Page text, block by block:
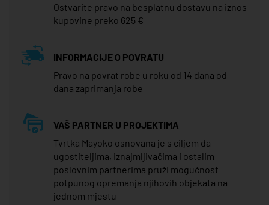
Ostvarite pravo na besplatnu dostavu na iznos
kupovine preko 625 €
INFORMACIJE O POVRATU
Pravo na povrat robe u roku od 14 dana od
dana zaprimanja robe
VAŠ PARTNER U PROJEKTIMA
Tvrtka Mayoko osnovana je s ciljem da
ugostiteljima, iznajmljivačima i ostalim
poslovnim partnerima pruži mogućnost
potpunog opremanja njihovih objekata na
jednom mjestu